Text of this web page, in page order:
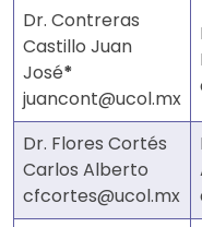
Dr. Contreras
Castillo Juan
José*
juancont@ucol.mx
Dr. Flores Cortés
Carlos Alberto
cfcortes@ucol.mx